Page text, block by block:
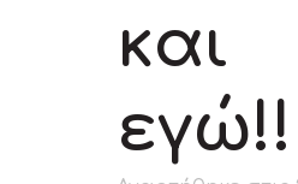
και
εγώ!!